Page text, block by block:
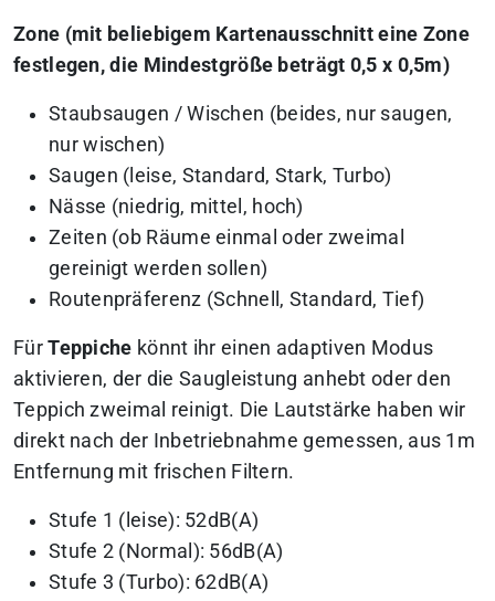
Zone (mit beliebigem Kartenausschnitt eine Zone
festlegen, die Mindestgröße beträgt 0,5 x 0,5m)
Staubsaugen / Wischen (beides, nur saugen,
nur wischen)
Saugen (leise, Standard, Stark, Turbo)
Nässe (niedrig, mittel, hoch)
Zeiten (ob Räume einmal oder zweimal
gereinigt werden sollen)
Routenpräferenz (Schnell, Standard, Tief)
FürTeppiche könnt ihr einen adaptiven Modus
aktivieren, der die Saugleistung anhebt oder den
Teppich zweimal reinigt. Die Lautstärke haben wir
direkt nach der Inbetriebnahme gemessen, aus 1m
Entfernung mit frischen Filtern.
Stufe 1 (leise): 52dB(A)
Stufe 2 (Normal): 56dB(A)
Stufe 3 (Turbo): 62dB(A)